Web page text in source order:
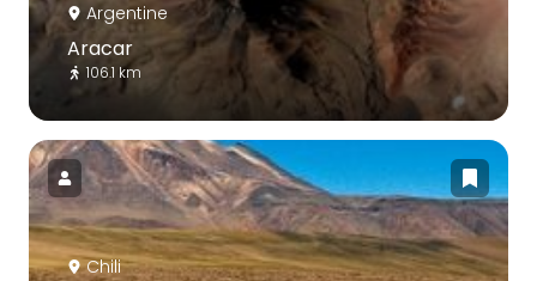
Argentine
Aracar
106.1 km
Chili